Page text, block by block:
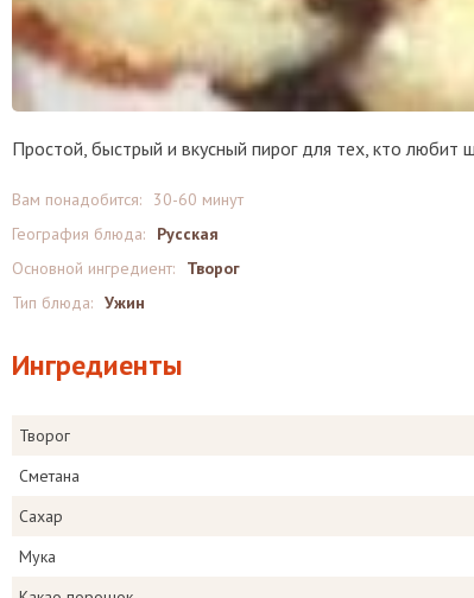
Простой, быстрый и вкусный пирог для тех, кто
Вам понадобится:
30-60 минут
География блюда:
Русская
Основной ингредиент:
Творог
Тип блюда: Ужин
Ингредиенты
Творог
Сметана
Сахар
Мука